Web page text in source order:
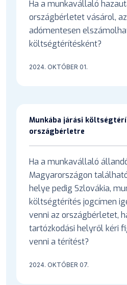
Ha a munkavállaló
országbérletet vásárol,
adómentesen
költségtérítésként?
2024. OKTÓBER 01.
Munkába járási
országbérletre
Ha a munkavállaló
Magyarországon
helye pedig Szlovákia,
költségtérítés jogcímen
venni az országbérletet,
tartózkodási helyről kéri
venni a térítést?
2024. OKTÓBER 07.